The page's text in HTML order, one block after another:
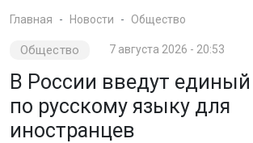
Главная Новости Общество
Общество 7 августа 2026 - 20:53
В России введут
по русскому языку для
иностранцев